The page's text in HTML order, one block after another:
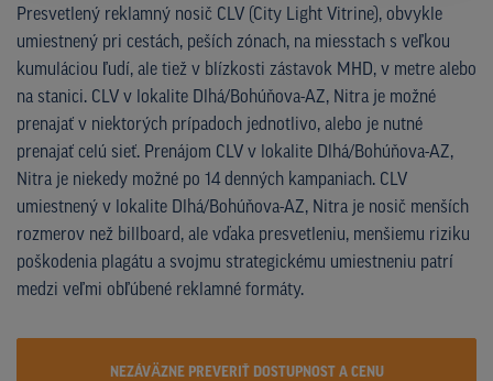
Presvetlený reklamný nosič CLV (City Light Vitrine), obvykle
umiestnený pri cestách, peších zónach, na miesstach s veľkou
kumuláciou ľudí, ale tiež v blízkosti zástavok MHD, v metre alebo
na stanici. CLV v lokalite Dlhá/Bohúňova-AZ, Nitra je možné
prenajať v niektorých prípadoch jednotlivo, alebo je nutné
prenajať celú sieť. Prenájom CLV v lokalite Dlhá/Bohúňova-AZ,
Nitra je niekedy možné po 14 denných kampaniach. CLV
umiestnený v lokalite Dlhá/Bohúňova-AZ, Nitra je nosič menších
rozmerov než billboard, ale vďaka presvetleniu, menšiemu riziku
poškodenia plagátu a svojmu strategickému umiestneniu patrí
medzi veľmi obľúbené reklamné formáty.
NEZÁVÄZNE PREVERIŤ DOSTUPNOST A CENU